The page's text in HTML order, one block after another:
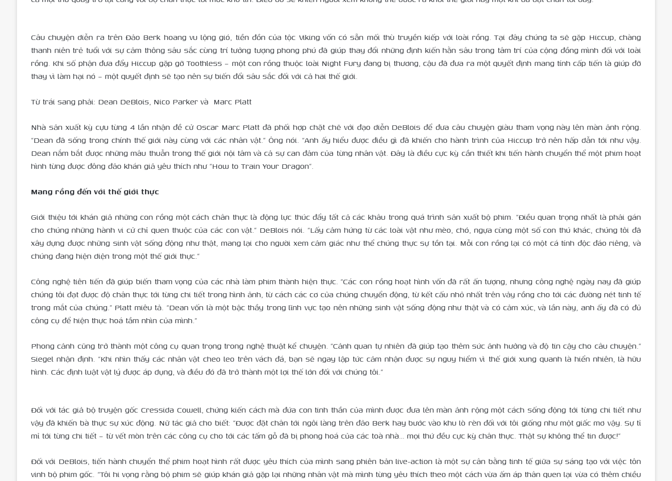
Câu chuyện diễn ra trên Đảo Berk hoang vu lộng gió, tiền đồn của tộc Viking vốn có sẵn mối thù truyền kiếp với loài rồng. Tại đây chúng ta sẽ gặp Hiccup, chàng
thanh niên trẻ tuổi với sự cảm thông sâu sắc cùng trí tưởng tượng phong phú đã giúp thay đổi những định kiến hằn sâu trong tâm trí của cộng đồng mình đối với loài
rồng. Khi số phận đưa đẩy Hiccup gặp gỡ Toothless – một con rồng thuộc loài Night Fury đang bị thương, cậu đã đưa ra một quyết định mang tính cấp tiến là giúp đỡ
thay vì làm hại nó – một quyết định sẽ tạo nên sự biến đổi sâu sắc đối với cả hai thế giới.
Từ trái sang phải: Dean DeBlois, Nico Parker và Marc Platt
Nhà sản xuất kỳ cựu từng 4 lần nhận đề cử Oscar Marc Platt đã phối hợp chặt chẽ với đạo diễn DeBlois để đưa câu chuyện giàu tham vọng này lên màn ảnh rộng.
“Dean đã sống trong chính thế giới này cùng với các nhân vật.” Ông nói. “Anh ấy hiểu được điều gì đã khiến cho hành trình của Hiccup trở nên hấp dẫn tới như vậy.
Dean nắm bắt được những mâu thuẫn trong thế giới nội tâm và cả sự can đảm của từng nhân vật. Đây là điều cực kỳ cần thiết khi tiến hành chuyển thể một phim hoạt
hình từng được đông đảo khán giả yêu thích như “How to Train Your Dragon”.
Mang rồng đến với thế giới thực
Giới thiệu tới khán giả những con rồng một cách chân thực là động lực thúc đẩy tất cả các khâu trong quá trình sản xuất bộ phim. “Điều quan trọng nhất là phải gán
cho chúng những hành vi cử chỉ quen thuộc của các con vật.” DeBlois nói. “Lấy cảm hứng từ các loài vật như mèo, chó, ngựa cùng một số con thú khác, chúng tôi đã
xây dựng được những sinh vật sống động như thật, mang lại cho người xem cảm giác như thể chúng thực sự tồn tại. Mỗi con rồng lại có một cá tính độc đáo riêng, và
chúng đang hiện diện trong một thế giới thực.”
Công nghệ tiên tiến đã giúp biến tham vọng của các nhà làm phim thành hiện thực. “Các con rồng hoạt hình vốn đã rất ấn tượng, nhưng công nghệ ngày nay đã giúp
chúng tôi đạt được độ chân thực tới từng chi tiết trong hình ảnh, từ cách các cơ của chúng chuyển động, từ kết cấu nhỏ nhất trên vảy rồng cho tới các đường nét tinh tế
trong mắt của chúng.” Platt miêu tả. “Dean vốn là một bậc thầy trong lĩnh vực tạo nên những sinh vật sống động như thật và có cảm xúc, và lần này, anh ấy đã có đủ
công cụ để hiện thực hoá tầm nhìn của mình.”
Phong cảnh cũng trở thành một công cụ quan trọng trong nghệ thuật kể chuyện. “Cảnh quan tự nhiên đã giúp tạo thêm sức ảnh hưởng và độ tin cậy cho câu chuyện.”
Siegel nhận định. “Khi nhìn thấy các nhân vật cheo leo trên vách đá, bạn sẽ ngay lập tức cảm nhận được sự nguy hiểm vì thế giới xung quanh là hiển nhiên, là hữu
hình. Các định luật vật lý được áp dụng, và điều đó đã trở thành một lợi thế lớn đối với chúng tôi.”
Đối với tác giả bộ truyện gốc Cressida Cowell, chứng kiến cách mà đứa con tinh thần của mình được đưa lên màn ảnh rộng một cách sống động tới từng chi tiết như
vậy đã khiến bà thực sự xúc động. Nữ tác giả cho biết: “Được đặt chân tới ngôi làng trên đảo Berk hay bước vào khu lò rèn đối với tôi giống như một giấc mơ vậy. Sự tỉ
mỉ tới từng chi tiết – từ vết mòn trên các công cụ cho tới các tấm gỗ đã bị phong hoá của các toà nhà… mọi thứ đều cực kỳ chân thực. Thật sự không thể tin được!”
Đối với DeBlois, tiến hành chuyển thể phim hoạt hình rất được yêu thích của mình sang phiên bản live-action là một sự cân bằng tinh tế giữa sự sáng tạo với việc tôn
vinh bộ phim gốc. “Tôi hi vọng rằng bộ phim sẽ giúp khán giả gặp lại những nhân vật mà mình từng yêu thích theo một cách vừa ấm áp thân quen lại vừa có thêm chiều